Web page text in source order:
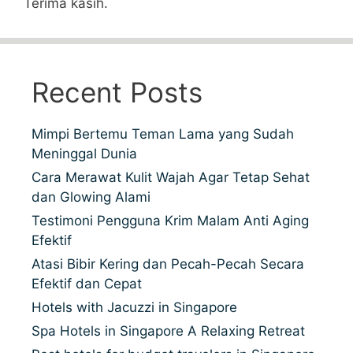
Recent Posts
Mimpi Bertemu Teman Lama yang Sudah
Meninggal Dunia
Cara Merawat Kulit Wajah Agar Tetap Sehat
dan Glowing Alami
Testimoni Pengguna Krim Malam Anti Aging
Efektif
Atasi Bibir Kering dan Pecah-Pecah Secara
Efektif dan Cepat
Hotels with Jacuzzi in Singapore
Spa Hotels in Singapore A Relaxing Retreat